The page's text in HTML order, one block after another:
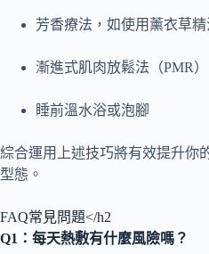
芳香療法，如使用薰衣草精
漸進式肌肉放鬆法（PMR）
睡前溫水浴或泡腳
綜合運用上述技巧將有效提升你
型態。
FAQ常見問題</h2
Q1 ：每天熱敷有什麼風險嗎？